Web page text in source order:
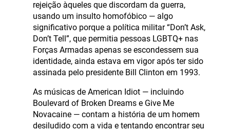
rejeição àqueles que discordam da guerra,
usando um insulto homofóbico — algo
significativo porque a política militar “Don’t Ask,
Don’t Tell”, que permitia pessoas LGBTQ+ nas
Forças Armadas apenas se escondessem sua
identidade, ainda estava em vigor após ter sido
assinada pelo presidente Bill Clinton em 1993.
As músicas de American Idiot — incluindo
Boulevard of Broken Dreams e Give Me
Novacaine — contam a história de um homem
desiludido com a vida e tentando encontrar seu